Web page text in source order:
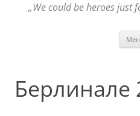
„We could be heroes just
Берлинале